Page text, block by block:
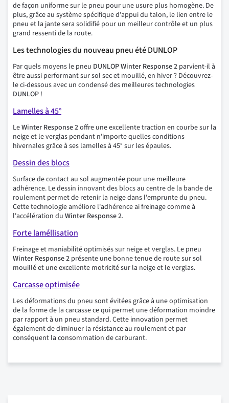
de façon uniforme sur le pneu pour une usure plus homogène. De
plus, grâce au système spécifique d'appui du talon, le lien entre le
pneu et la jante sera solidifié pour un meilleur contrôle et un plus
grand ressenti de la route.
Les technologies du nouveau pneu été DUNLOP
Par quels moyens le pneu DUNLOP Winter Response 2 parvient-il à
être aussi performant sur sol sec et mouillé, en hiver ? Découvrez-
le ci-dessous avec un condensé des meilleures technologies
DUNLOP !
Lamelles à 45°
LeWinter Response 2offre une excellente traction en courbe sur la
neige et le verglas pendant n'importe quelles conditions
hivernales grâce à ses lamelles à 45° sur les épaules.
Dessin des blocs
Surface de contact au sol augmentée pour une meilleure
adhérence. Le dessin innovant des blocs au centre de la bande de
roulement permet de retenir la neige dans l'emprunte du pneu.
Cette technologie améliore l'adhérence ai freinage comme à
l'accélération du Winter Response 2.
Forte laméllisation
Freinage et maniabilité optimisés sur neige et verglas. Le pneu
Winter Response 2 présente une bonne tenue de route sur sol
mouillé et une excellente motricité sur la neige et le verglas.
Carcasse optimisée
Les déformations du pneu sont évitées grâce à une optimisation
de la forme de la carcasse ce qui permet une déformation moindre
par rapport à un pneu standard. Cette innovation permet
également de diminuer la résistance au roulement et par
conséquent la consommation de carburant.